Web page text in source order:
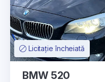
Licitație încheiată
BMW 520